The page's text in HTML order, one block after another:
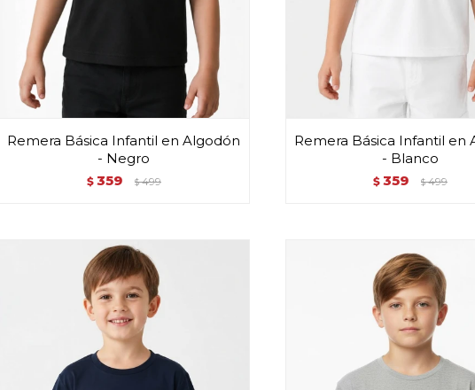
Remera Básica Infantil en Algodón
- Negro
$ 359 $ 499
Remera Básica Infantil en
- Blanco
$ 359 $ 499